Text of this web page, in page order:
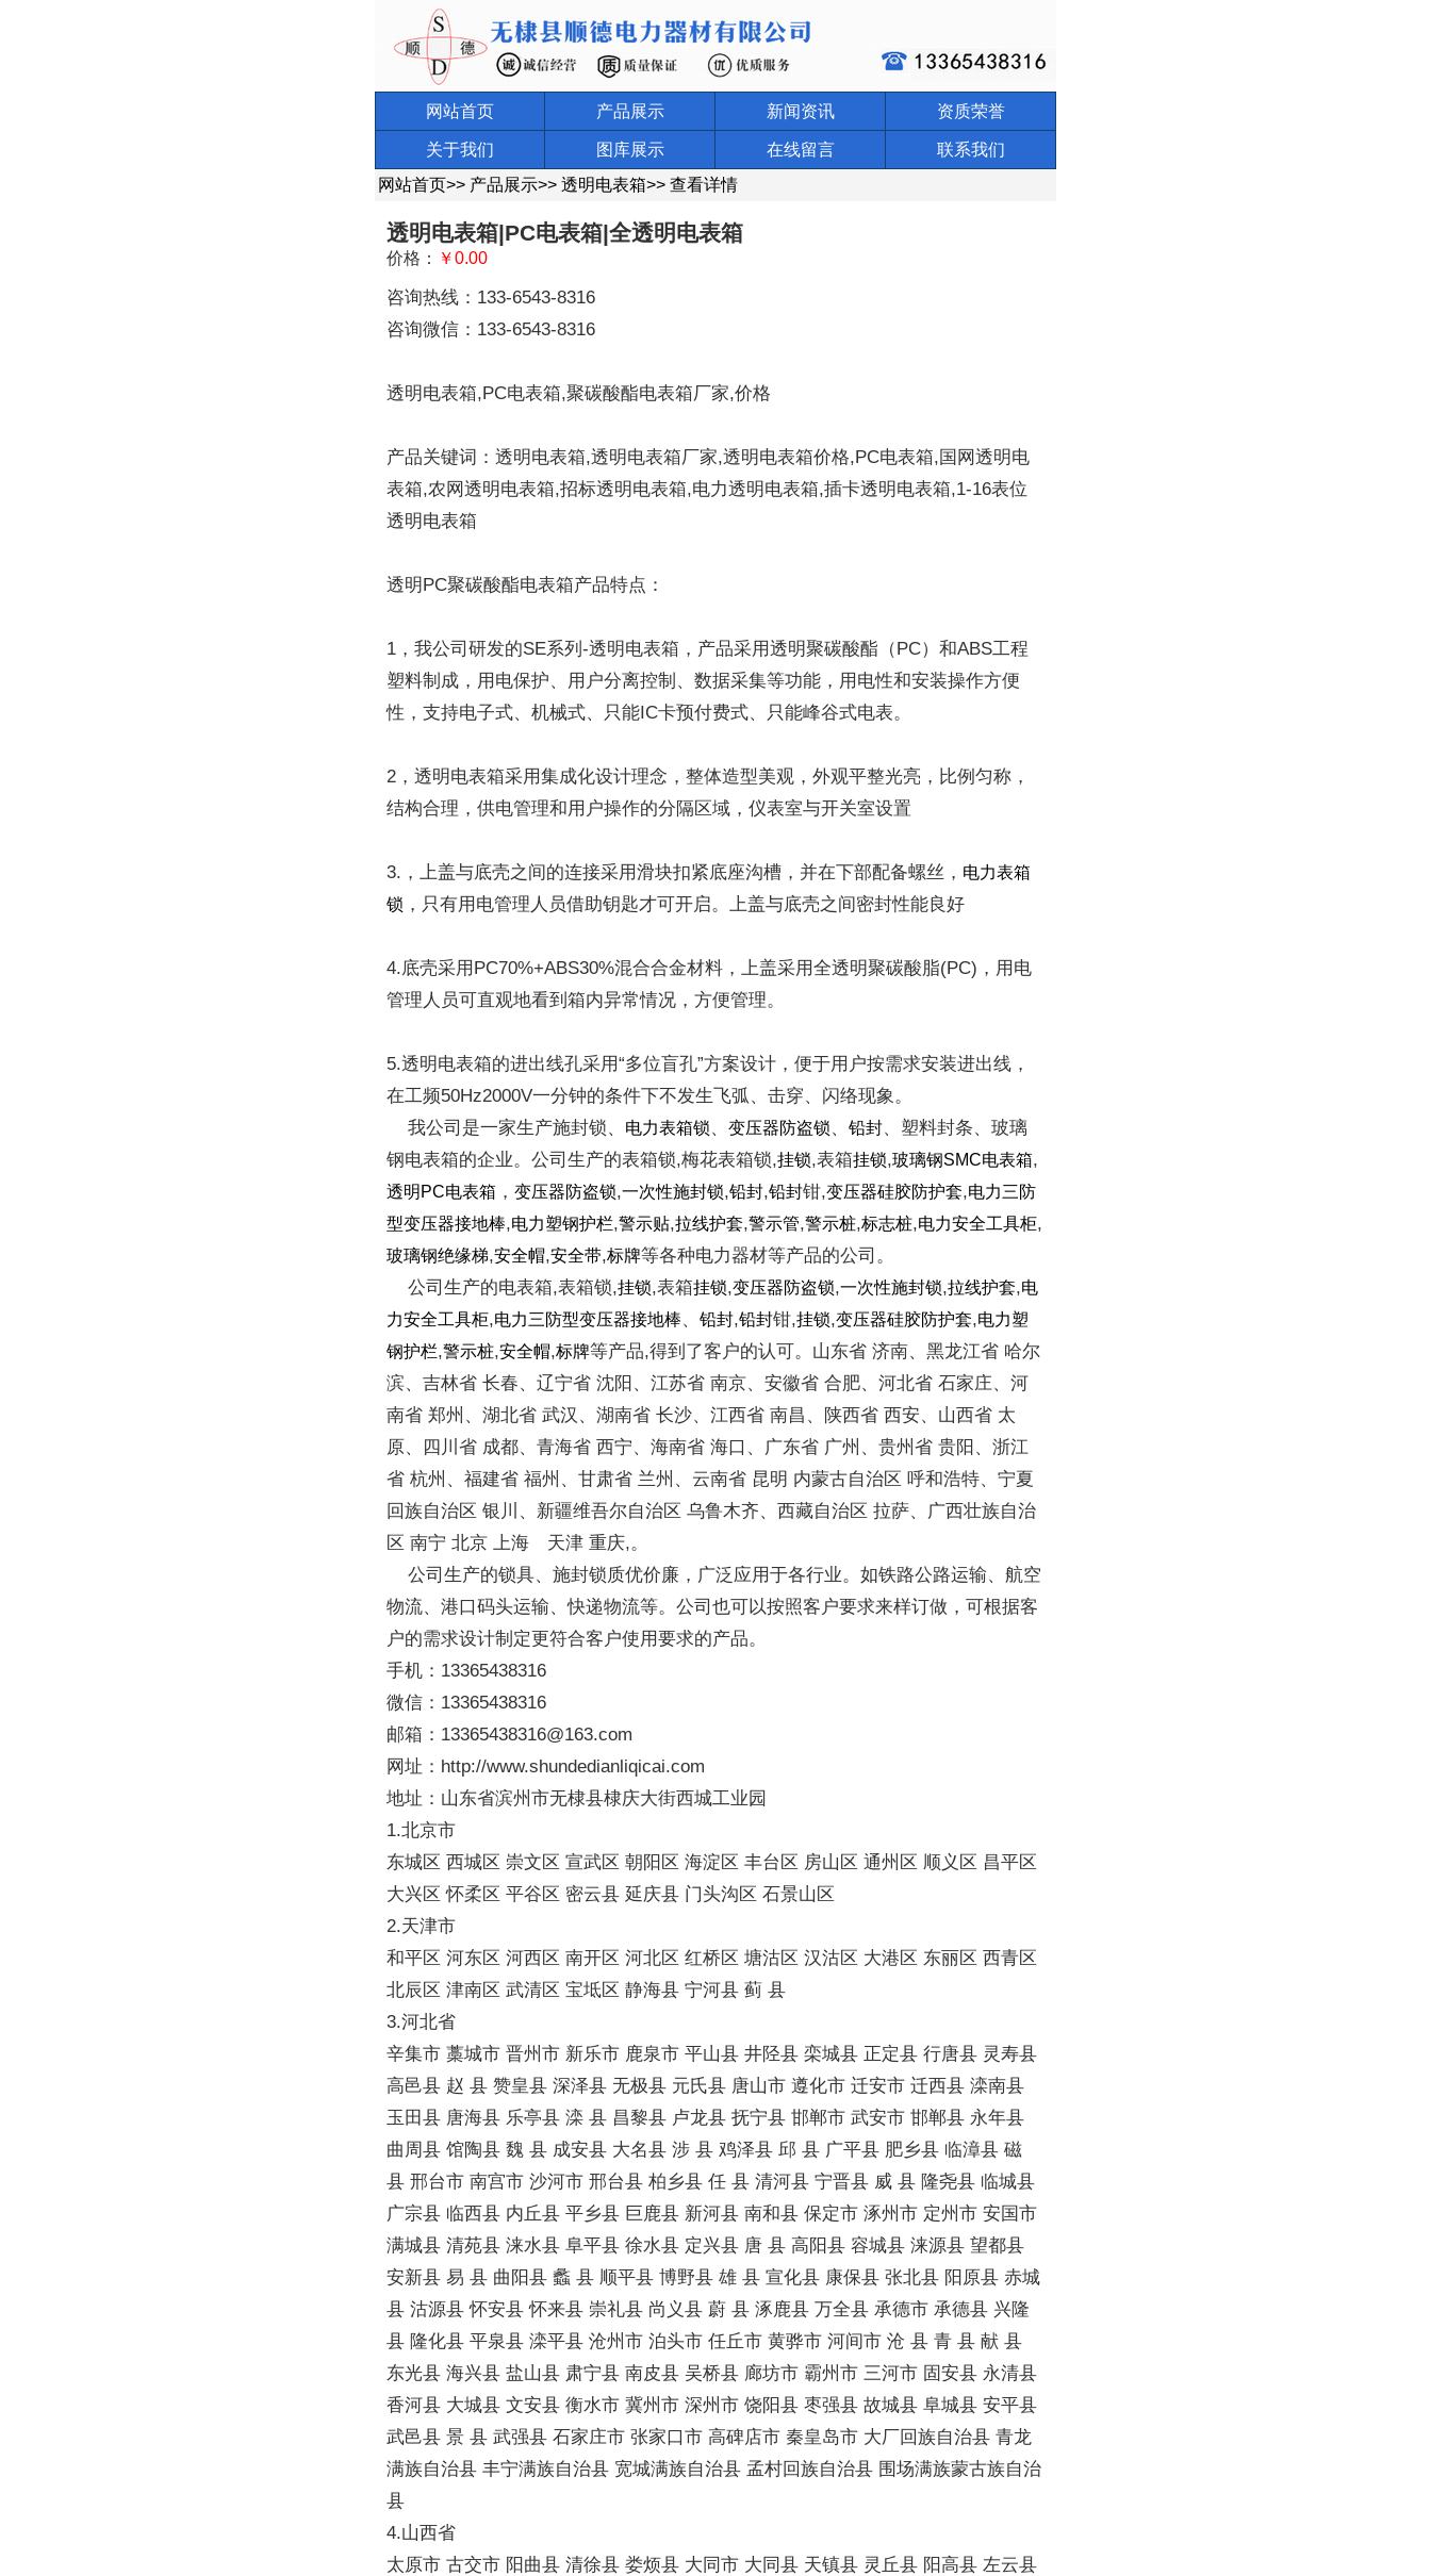
网站首页 产品展示 新闻资讯 资质荣誉
关于我们 图库展示 在线留言
联系我们
网站首页>> 产品展示>> 透明电表箱>> 查看详情
透明电表箱|PC电表箱|全透明电表箱
价格： ￥0.00
咨询热线：133-6543-8316
咨询微信：133-6543-8316
透明电表箱,PC电表箱,聚碳酸酯电表箱厂家,价格
产品关键词：透明电表箱,透明电表箱厂家,透明电表箱价格,PC电表箱,国网透明电
表箱,农网透明电表箱,招标透明电表箱,电力透明电表箱,插卡透明电表箱,1-16表位
透明电表箱
透明PC聚碳酸酯电表箱产品特点：
1，我公司研发的SE系列-透明电表箱，产品采用透明聚碳酸酯（PC）和ABS工程
塑料制成，用电保护、用户分离控制、数据采集等功能，用电性和安装操作方便
性，支持电子式、机械式、只能IC卡预付费式、只能峰谷式电表。
2，透明电表箱采用集成化设计理念，整体造型美观，外观平整光亮，比例匀称，
结构合理，供电管理和用户操作的分隔区域，仪表室与开关室设置
3.，上盖与底壳之间的连接采用滑块扣紧底座沟槽，并在下部配备螺丝， 电力表箱
锁 ，只有用电管理人员借助钥匙才可开启。上盖与底壳之间密封性能良好
4.底壳采用PC70%+ABS30%混合合金材料，上盖采用全透明聚碳酸脂(PC)，用电
管理人员可直观地看到箱内异常情况，方便管理。
5.透明电表箱的进出线孔采用“多位盲孔”方案设计，便于用户按需求安装进出线，
在工频50Hz2000V一分钟的条件下不发生飞弧、击穿、闪络现象。
我公司是一家生产施封锁、
电力表箱锁、变压器防盗锁、铅封、塑料封条、玻璃
钢电表箱的企业。公司生产的表箱锁,梅花表箱锁,挂锁,表箱挂锁,玻璃钢SMC电表箱,
透明PC电表箱 ，变压器防盗锁,一次性施封锁,铅封,铅封钳,变压器硅胶防护套,电力三防
型变压器接地棒,电力塑钢护栏,警示贴,拉线护套,警示管,警示桩,标志桩,电力安全工具柜,
玻璃钢绝缘梯,安全帽,安全带,标牌等各种电力器材等产品的公司。
公司生产的电表箱,表箱锁,挂锁,表箱挂锁,变压器防盗锁,一次性施封锁,拉线护套,电
力安全工具柜,电力三防型变压器接地棒、铅封,铅封钳,挂锁,变压器硅胶防护套,电力塑
钢护栏,警示桩,安全帽,标牌等产品,得到了客户的认可。山东省 济南、黑龙江省 哈尔
滨、吉林省 长春、辽宁省 沈阳、江苏省 南京、安徽省 合肥、河北省 石家庄、河
南省 郑州、湖北省 武汉、湖南省 长沙、江西省 南昌、陕西省 西安、山西省 太
原、四川省 成都、青海省 西宁、海南省 海口、广东省 广州、贵州省 贵阳、浙江
省 杭州、福建省 福州、甘肃省 兰州、云南省 昆明 内蒙古自治区 呼和浩特、宁夏
回族自治区 银川、新疆维吾尔自治区 乌鲁木齐、西藏自治区 拉萨、广西壮族自治
区 南宁 北京 上海 天津 重庆,。
公司生产的锁具、施封锁质优价廉，广泛应用于各行业。如铁路公路运输、航空
物流、港口码头运输、快递物流等。公司也可以按照客户要求来样订做，可根据客
户的需求设计制定更符合客户使用要求的产品。
手机：13365438316
微信：13365438316
邮箱：13365438316@163.com
网址：http://www.shundedianliqicai.com
地址：山东省滨州市无棣县棣庆大街西城工业园
1.北京市
东城区 西城区 崇文区 宣武区 朝阳区 海淀区 丰台区 房山区 通州区 顺义区 昌平区
大兴区 怀柔区 平谷区 密云县 延庆县 门头沟区 石景山区
2.天津市
和平区 河东区 河西区 南开区 河北区 红桥区 塘沽区 汉沽区 大港区 东丽区 西青区
北辰区 津南区 武清区 宝坻区 静海县 宁河县 蓟 县
3.河北省
辛集市 藁城市 晋州市 新乐市 鹿泉市 平山县 井陉县 栾城县 正定县 行唐县 灵寿县
高邑县 赵 县 赞皇县 深泽县 无极县 元氏县 唐山市 遵化市 迁安市 迁西县 滦南县
玉田县 唐海县 乐亭县 滦 县 昌黎县 卢龙县 抚宁县 邯郸市 武安市 邯郸县 永年县
曲周县 馆陶县 魏 县 成安县 大名县 涉 县 鸡泽县 邱 县 广平县 肥乡县 临漳县 磁
县 邢台市 南宫市 沙河市 邢台县 柏乡县 任 县 清河县 宁晋县 威 县 隆尧县 临城县
广宗县 临西县 内丘县 平乡县 巨鹿县 新河县 南和县 保定市 涿州市 定州市 安国市
满城县 清苑县 涞水县 阜平县 徐水县 定兴县 唐 县 高阳县 容城县 涞源县 望都县
安新县 易 县 曲阳县 蠡 县 顺平县 博野县 雄 县 宣化县 康保县 张北县 阳原县 赤城
县 沽源县 怀安县 怀来县 崇礼县 尚义县 蔚 县 涿鹿县 万全县 承德市 承德县 兴隆
县 隆化县 平泉县 滦平县 沧州市 泊头市 任丘市 黄骅市 河间市 沧 县 青 县 献 县
东光县 海兴县 盐山县 肃宁县 南皮县 吴桥县 廊坊市 霸州市 三河市 固安县 永清县
香河县 大城县 文安县 衡水市 冀州市 深州市 饶阳县 枣强县 故城县 阜城县 安平县
武邑县 景 县 武强县 石家庄市 张家口市 高碑店市 秦皇岛市 大厂回族自治县 青龙
满族自治县 丰宁满族自治县 宽城满族自治县 孟村回族自治县 围场满族蒙古族自治
县
4.山西省
太原市 古交市 阳曲县 清徐县 娄烦县 大同市 大同县 天镇县 灵丘县 阳高县 左云县